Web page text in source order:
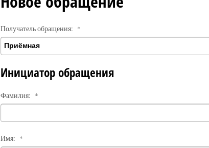
Получатель обращения: *
Инициатор обращения
Фамилия: *
Имя: *